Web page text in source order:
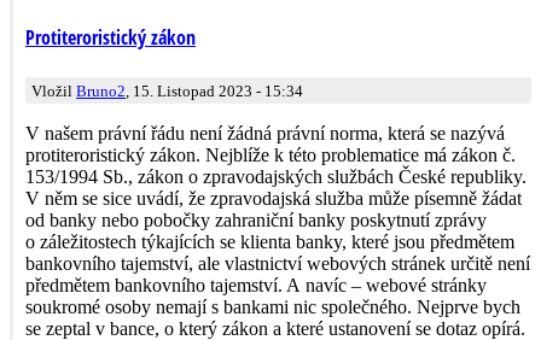
Protiteroristický zákon
Vložil Bruno2 , 15. Listopad 2023 - 15:34
V našem právní řádu není žádná právní norma, která se nazývá
protiteroristický zákon. Nejblíže k této problematice má zákon č.
153/1994 Sb., zákon o zpravodajských službách České republiky.
V něm se sice uvádí, že zpravodajská služba může písemně žádat
od banky nebo pobočky zahraniční banky poskytnutí zprávy
o záležitostech týkajících se klienta banky, které jsou předmětem
bankovního tajemství, ale vlastnictví webových stránek určitě není
předmětem bankovního tajemství. A navíc – webové stránky
soukromé osoby nemají s bankami nic společného. Nejprve bych
se zeptal v bance, o který zákon a které ustanovení se dotaz opírá.